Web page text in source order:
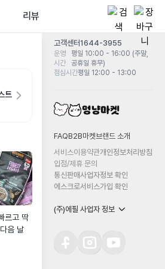
리뷰
트
르고 딱
음 날
고객센터1644-3955
운영
시간
평일 10:00 - 16:00 (주말,
공휴일 휴무)
점심시간평일 12:00 - 13:00
FAQB2B마켓 브랜드 소개
서비스이용약관개인정보처리방침
입점/제휴 문의
통신판매사업자정보 확인
에스크로서비스가입 확인
(주)에필 사업자 정보